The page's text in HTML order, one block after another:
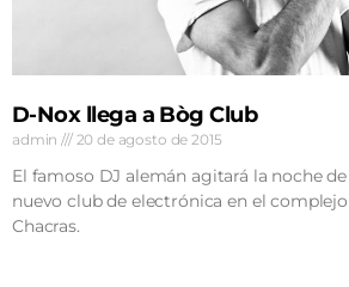
D-Nox llega a Bòg Club
admin 20 de agosto de 2015
El famoso DJ alemán agitará la noche
nuevo club de electrónica en el complejo
Chacras.